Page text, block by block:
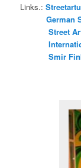
Links.:
German
Street
Smir